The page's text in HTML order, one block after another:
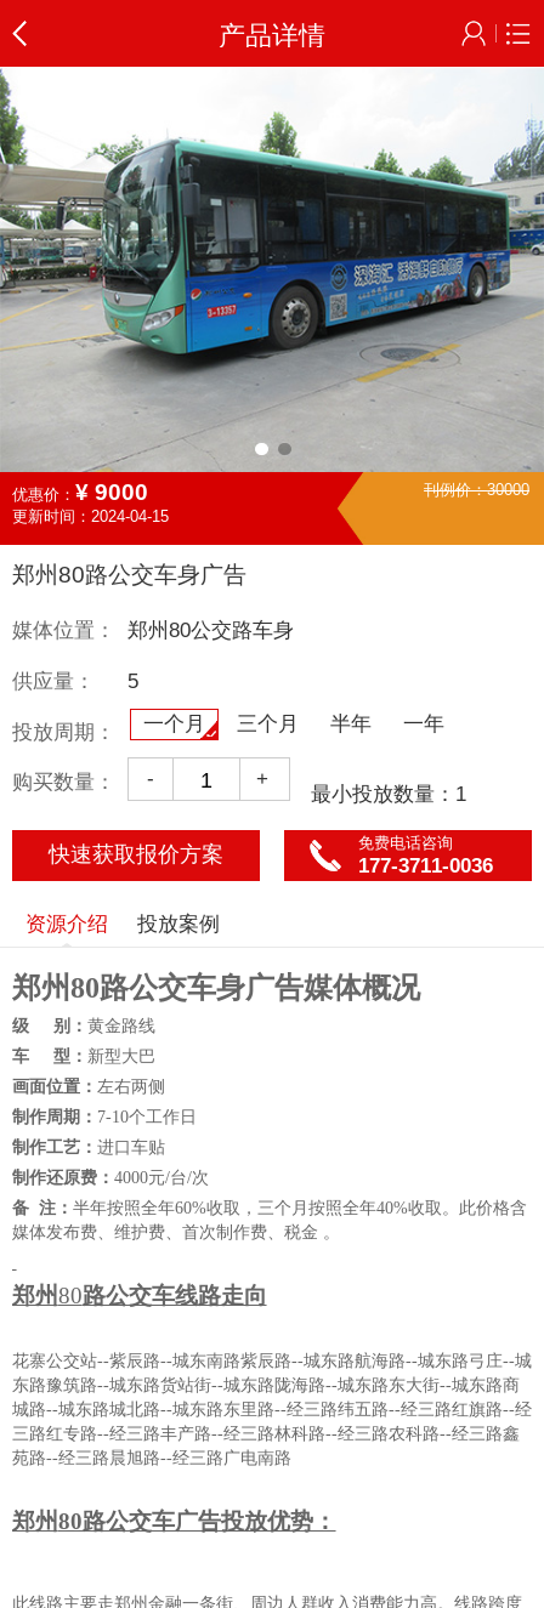
产品详情
优惠价： ¥ 9000
更新时间：2024-04-15
刊例价：30000
郑州80路公交车身广告
媒体位置： 郑州80公交路车身
供应量： 5
投放周期： 一个月 三个月 半年 一年
购买数量： - +
最小投放数量：1
快速获取报价方案 免费电话咨询
177-3711-0036
资源介绍 投放案例
郑州80路公交车身广告媒体概况
级别： 黄金路线
车型： 新型大巴
画面位置： 左右两侧
制作周期： 7-10个工作日
制作工艺： 进口车贴
制作还原费： 4000元/台/次
备注： 半年按照全年60%收取，三个月按照全年40%收取。 此价格含
媒体发布费、维护费、 首次制作费、 税金 。
郑州80路公交车线路走向
花寨公交站--紫辰路--城东南路紫辰路--城东路航海路--城东路弓庄--城
东路豫筑路--城东路货站街--城东路陇海路--城东路东大街--城东路商
城路--城东路城北路--城东路东里路--经三路纬五路--经三路红旗路--经
三路红专路--经三路丰产路--经三路林科路--经三路农科路--经三路鑫
苑路--经三路晨旭路--经三路广电南路
郑州80路公交车广告投放优势：
此线路主要走郑州金融一条街、周边人群收入消费能力高。线路跨度